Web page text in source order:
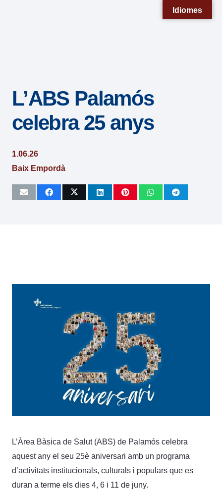
sistema
accesibilidad.
L’ABS Palamós
celebra 25 anys
1.06.26
Baix Empordà
L’Àrea Bàsica de Salut (ABS) de Palamós celebra
aquest any el seu 25è aniversari amb un programa
d’activitats institucionals, culturals i populars que es
duran a terme els dies 4, 6 i 11 de juny.
Idiomes